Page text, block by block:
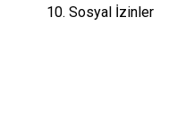
10. Sosyal İzinler